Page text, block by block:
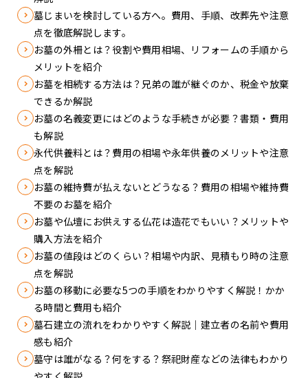
墓じまいを検討している方へ。費用、手順、改葬先や注意
点を徹底解説します。
お墓の外柵とは？役割や費用相場、リフォームの手順から
メリットを紹介
お墓を相続する方法は？兄弟の誰が継ぐのか、税金や放棄
できるか解説
お墓の名義変更にはどのような手続きが必要？書類・費用
も解説
永代供養料とは？費用の相場や永年供養のメリットや注意
点を解説
お墓の維持費が払えないとどうなる？費用の相場や維持費
不要のお墓を紹介
お墓や仏壇にお供えする仏花は造花でもいい？メリットや
購入方法を紹介
お墓の値段はどのくらい？相場や内訳、見積もり時の注意
点を解説
お墓の移動に必要な5つの手順をわかりやすく解説！かか
る時間と費用も紹介
墓石建立の流れをわかりやすく解説｜建立者の名前や費用
感も紹介
墓守は誰がなる？何をする？祭祀財産などの法律もわかり